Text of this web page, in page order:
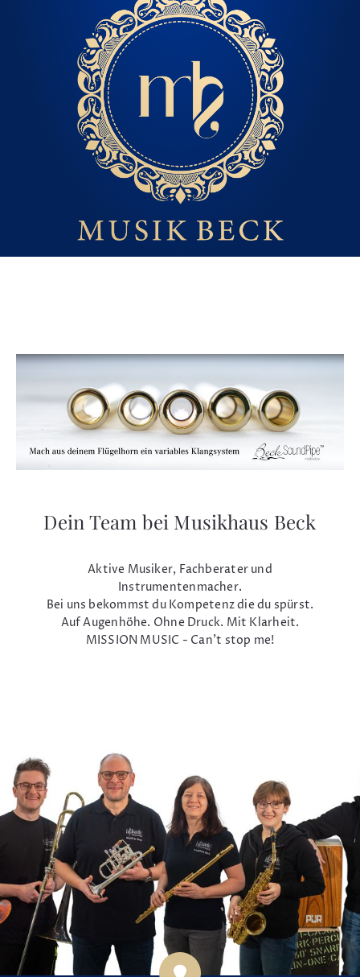
Dein Team bei Musikhaus Beck
Aktive Musiker, Fachberater und
Instrumentenmacher.
Bei uns bekommst du Kompetenz die du spürst.
Auf Augenhöhe. Ohne Druck. Mit Klarheit.
MISSION MUSIC - Can't stop me!